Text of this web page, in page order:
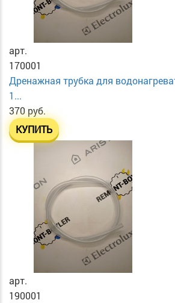
арт.
170001
Дренажная трубка для
1...
370 руб.
КУПИТЬ
арт.
190001